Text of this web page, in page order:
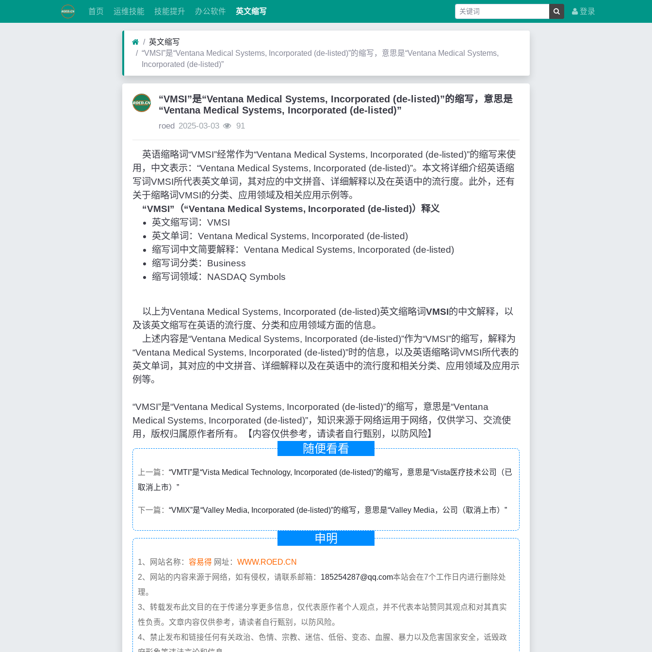
首页 运维技能 技能提升 办公软件 英文缩写 登录
英文缩写
“VMSI”是“Ventana Medical Systems, Incorporated (de-listed)”的缩写，意思是“Ventana Medical Systems,
Incorporated (de-listed)”
“VMSI”是“Ventana Medical Systems, Incorporated (de-listed)”的缩写，意思是
“Ventana Medical Systems, Incorporated (de-listed)”
roed 2025-03-03 91
英语缩略词“VMSI”经常作为“Ventana Medical Systems, Incorporated (de-listed)”的缩写来使
用，中文表示：“Ventana Medical Systems, Incorporated (de-listed)”。本文将详细介绍英语缩
写词VMSI所代表英文单词，其对应的中文拼音、详细解释以及在英语中的流行度。此外，还有
关于缩略词VMSI的分类、应用领域及相关应用示例等。
“VMSI”（“Ventana Medical Systems, Incorporated (de-listed)）释义
英文缩写词：VMSI
英文单词：Ventana Medical Systems, Incorporated (de-listed)
缩写词中文简要解释：Ventana Medical Systems, Incorporated (de-listed)
缩写词分类：Business
缩写词领域：NASDAQ Symbols
以上为Ventana Medical Systems, Incorporated (de-listed)英文缩略词VMSI的中文解释，以
及该英文缩写在英语的流行度、分类和应用领域方面的信息。
上述内容是“Ventana Medical Systems, Incorporated (de-listed)”作为“VMSI”的缩写，解释为
“Ventana Medical Systems, Incorporated (de-listed)”时的信息，以及英语缩略词VMSI所代表的
英文单词，其对应的中文拼音、详细解释以及在英语中的流行度和相关分类、应用领域及应用示
例等。
“VMSI”是“Ventana Medical Systems, Incorporated (de-listed)”的缩写，意思是“Ventana
Medical Systems, Incorporated (de-listed)”，知识来源于网络运用于网络，仅供学习、交流使
用，版权归属原作者所有。【内容仅供参考，请读者自行甄别，以防风险】
随便看看
上一篇： “VMTI”是“Vista Medical Technology, Incorporated (de-listed)”的缩写，意思是“Vista医疗技术公司（已
取消上市）”
下一篇： “VMIX”是“Valley Media, Incorporated (de-listed)”的缩写，意思是“Valley Media，公司（取消上市）”
申明
1、网站名称： 容易得 网址： WWW.ROED.CN
2、网站的内容来源于网络，如有侵权，请联系邮箱： 185254287@qq.com本站会在7个工作日内进行删除处
理。
3、转载发布此文目的在于传递分享更多信息，仅代表原作者个人观点，并不代表本站赞同其观点和对其真实
性负责。文章内容仅供参考，请读者自行甄别，以防风险。
4、禁止发布和链接任何有关政治、色情、宗教、迷信、低俗、变态、血腥、暴力以及危害国家安全，诋毁政